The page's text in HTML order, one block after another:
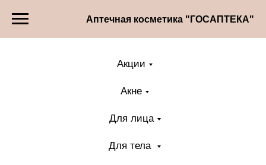
Аптечная косметика "ГОСАПТЕКА"
Акции
Акне
Для лица
Для тела